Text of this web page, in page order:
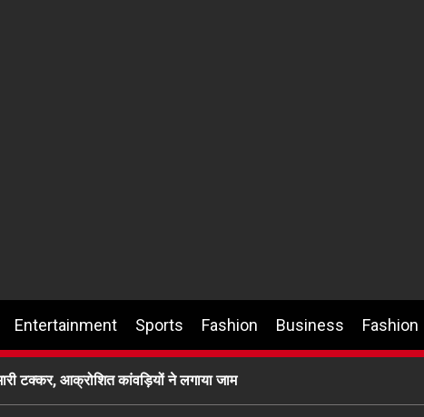
Entertainment Sports Fashion Business Fashion
टक्कर, आक्रोशित कांवड़ियों ने लगाया जाम